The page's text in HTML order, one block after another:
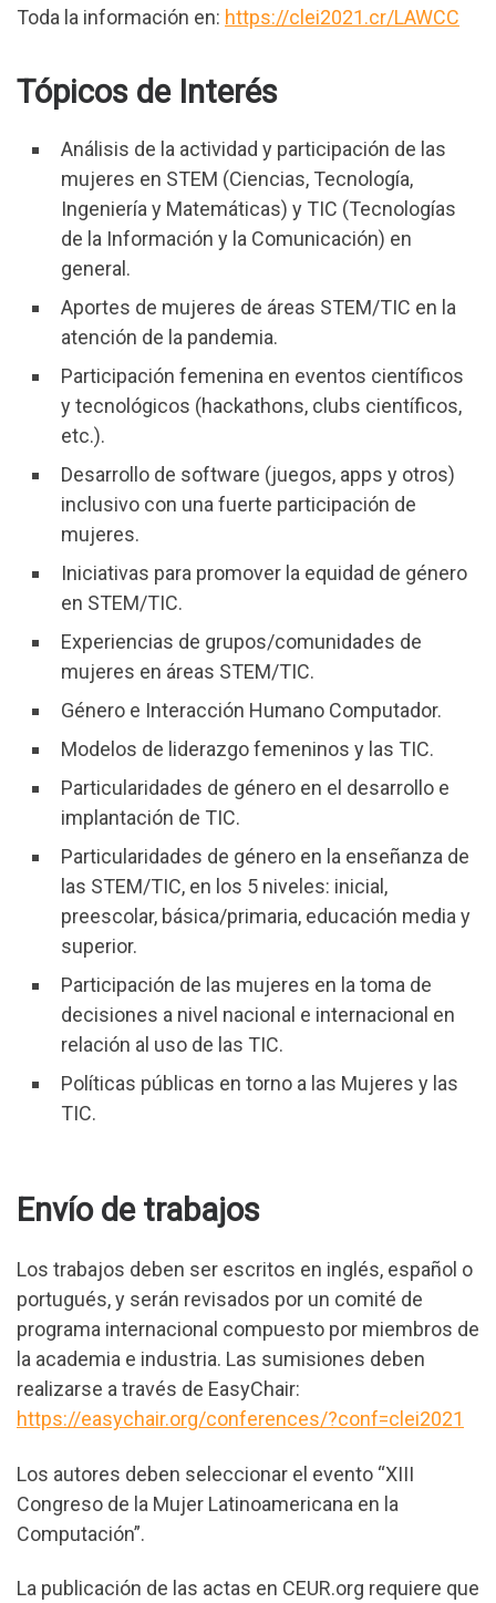
Toda la información en: https://clei2021.cr/LAWCC
Tópicos de Interés
Análisis de la actividad y participación de las
mujeres en STEM (Ciencias, Tecnología,
Ingeniería y Matemáticas) y TIC (Tecnologías
de la Información y la Comunicación) en
general.
Aportes de mujeres de áreas STEM/TIC en la
atención de la pandemia.
Participación femenina en eventos científicos
y tecnológicos (hackathons, clubs científicos,
etc.).
Desarrollo de software (juegos, apps y otros)
inclusivo con una fuerte participación de
mujeres.
Iniciativas para promover la equidad de género
en STEM/TIC.
Experiencias de grupos/comunidades de
mujeres en áreas STEM/TIC.
Género e Interacción Humano Computador.
Modelos de liderazgo femeninos y las TIC.
Particularidades de género en el desarrollo e
implantación de TIC.
Particularidades de género en la enseñanza de
las STEM/TIC, en los 5 niveles: inicial,
preescolar, básica/primaria, educación media y
superior.
Participación de las mujeres en la toma de
decisiones a nivel nacional e internacional en
relación al uso de las TIC.
Políticas públicas en torno a las Mujeres y las
TIC.
Envío de trabajos
Los trabajos deben ser escritos en inglés, español o
portugués, y serán revisados por un comité de
programa internacional compuesto por miembros de
la academia e industria. Las sumisiones deben
realizarse a través de EasyChair:
https://easychair.org/conferences/?conf=clei2021
Los autores deben seleccionar el evento “XIII
Congreso de la Mujer Latinoamericana en la
Computación”.
La publicación de las actas en CEUR.org requiere que